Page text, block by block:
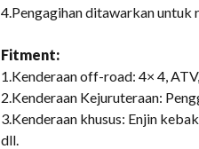
4.Pengagihan ditawarkan untuk
Fitment:
1.Kenderaan off-road: 4× 4,
2.Kenderaan Kejuruteraan:
3.Kenderaan khusus: Enjin
dll.